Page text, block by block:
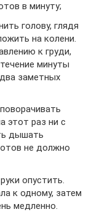
в минуту;
голову, глядя
на колени.
к груди,
минуты
заметных
этот раз ни с
дышать
не должно
опустить.
к одному, затем
медленно.